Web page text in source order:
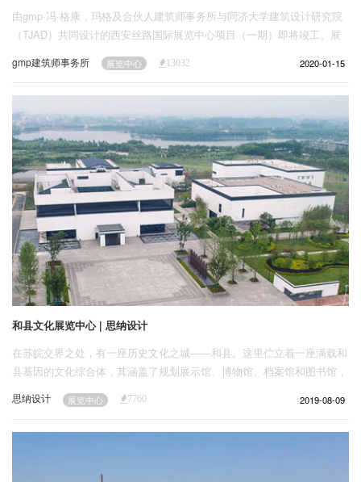
由gmp·冯·格康，玛格及合伙人建筑师事务所与同济大学建筑设计研究院
（TJAD）共同设计的西安丝路国际展览中心项目（一期）即将竣工。展
览中心坐落于西安市东北部的灞河右岸，位于浐灞生态区欧亚经济综合园
区核心区，与同为gmp设计的国际会议中心一起组成了会展中心建筑群。
会展中心，是西安城市开发建设中的关键项目，也是浐灞生态区的核心项
目。
gmp建筑师事务所 展览中心 13032 2020-01-15
和县文化展览中心 | 思纳设计
在苏皖交界之处，有一座历史文化之城——和县。这里伫立着一座满载和
县基因的文化综合体，其涵盖了规划展示馆、博物馆、档案馆和图书馆，
是和县特色文化产业集中宣传和展示的窗口。
思纳设计 展览中心 7760 2019-08-09